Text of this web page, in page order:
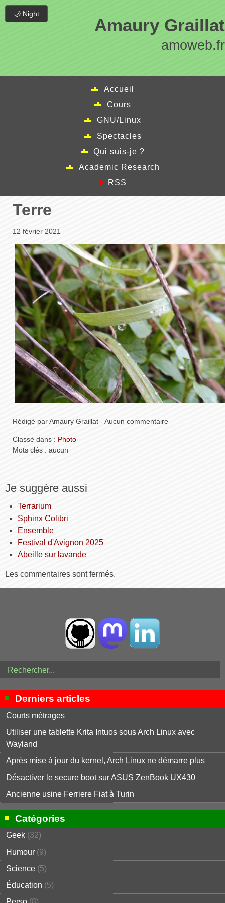
🌙 Night
Amaury Graillat
amoweb.fr
Accueil
Cours
GNU/Linux
Spectacles
Qui suis-je ?
Academic Research
RSS
Terre
12 février 2021
Rédigé par Amaury Graillat - Aucun commentaire
Classé dans : Photo
Mots clés : aucun
Je suggère aussi
Terrarium
Sphinx Colibri
Ensemble
Festival d'Avignon 2025
Abeille sur lavande
Les commentaires sont fermés.
Derniers articles
Courts métrages
Utiliser une tablette Krita Intuos sous Arch Linux avec
Wayland
Après mise à jour du kernel, Arch Linux ne démarre plus
Désactiver le secure boot sur ASUS ZenBook UX430
Ancienne usine Ferriere Fiat à Turin
Catégories
Geek (32)
Humour (9)
Science (5)
Éducation (5)